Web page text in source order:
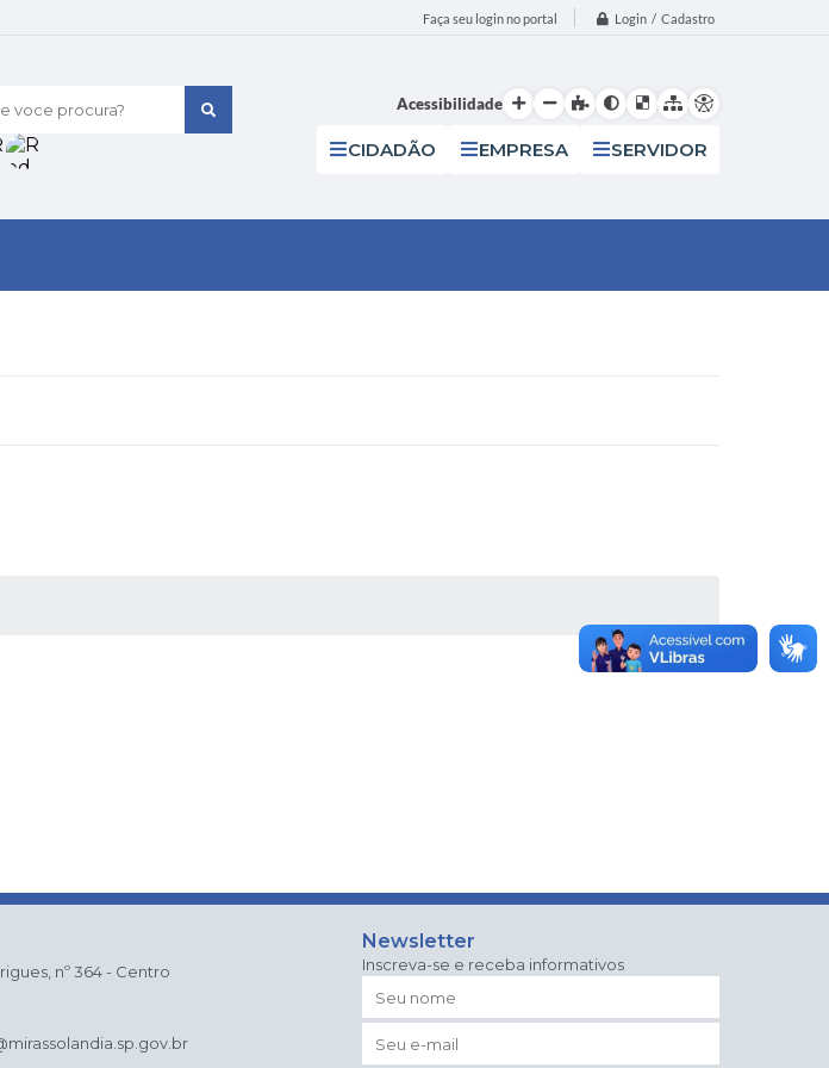
Faça seu login no portal Login / Cadastro
Acessibilidade
CIDADÃO EMPRESA SERVIDOR
nº 364 - Centro
Newsletter
Inscreva-se e receba informativos